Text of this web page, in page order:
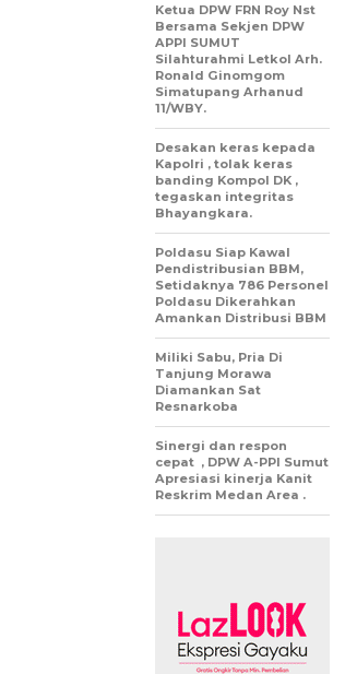
Ketua DPW FRN Roy Nst
Bersama Sekjen DPW
APPI SUMUT
Silahturahmi Letkol Arh.
Ronald Ginomgom
Simatupang Arhanud
11/WBY.
Desakan keras kepada
Kapolri , tolak keras
banding Kompol DK ,
tegaskan integritas
Bhayangkara.
Poldasu Siap Kawal
Pendistribusian BBM,
Setidaknya 786 Personel
Poldasu Dikerahkan
Amankan Distribusi BBM
Miliki Sabu, Pria Di
Tanjung Morawa
Diamankan Sat
Resnarkoba
Sinergi dan respon
cepat , DPW A-PPI Sumut
Apresiasi kinerja Kanit
Reskrim Medan Area .